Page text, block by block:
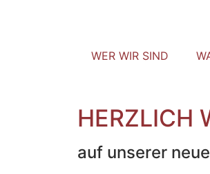
WER WIR SIND
HERZLICH
auf unserer